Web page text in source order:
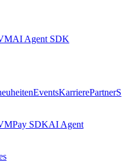
AI Agent SDK
EventsKarrierePartnerS
Pay SDKAI Agent